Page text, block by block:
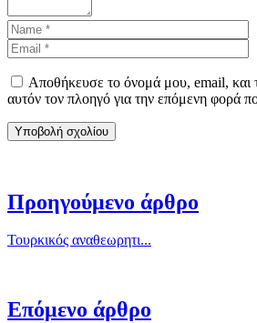
Αποθήκευσε το όνομά μου, email, και
αυτόν τον πλοηγό για την επόμενη φορά
Προηγούμενο άρθρο
Τουρκικός αναθεωρητι...
Επόμενο άρθρο